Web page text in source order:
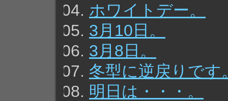
ホワイトデー。
3月10日。
3月8日。
冬型に逆戻りです
明日は・・・。